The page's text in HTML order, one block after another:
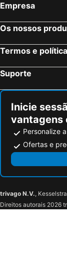
Empresa
Os nossos
Termos e
Suporte
Inicie
vantagens
Personalize
Ofertas e
trivago N.V.,
Direitos autorais 2026